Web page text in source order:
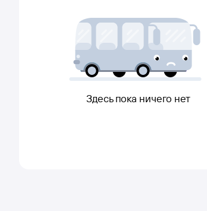
Здесь пока ничего нет